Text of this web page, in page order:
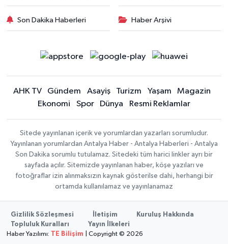
Son Dakika Haberleri Haber Arşivi
AHK TV Gündem Asayiş Turizm Yaşam
Magazin
Ekonomi
Spor Dünya Resmi Reklamlar
Sitede yayınlanan içerik ve yorumlardan yazarları sorumludur.
Yayınlanan yorumlardan Antalya Haber - Antalya Haberleri - Antalya
Son Dakika sorumlu tutulamaz. Sitedeki tüm harici linkler ayrı bir
sayfada açılır. Sitemizde yayınlanan haber, köşe yazıları ve
fotoğraflar izin alınmaksızın kaynak gösterilse dahi, herhangi bir
ortamda kullanılamaz ve yayınlanamaz
Gizlilik Sözleşmesi İletişim
Kuruluş Hakkında
Topluluk Kuralları
Yayın İlkeleri
Haber Yazılımı:
TE Bilişim | Copyright © 2026